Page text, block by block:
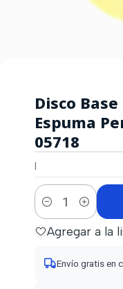
|
Disco
Espuma
05718
Cantidad
Agregar a la
Envío gratis en